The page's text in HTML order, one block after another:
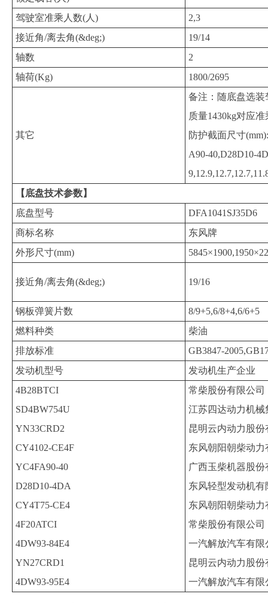
驾驶室准乘人数(人)
2,3
接近角/离去角(&deg;)
19/14
轴数
2
轴荷(Kg)
1800/2695
其它
备注：随底盘选装
质量1430kg对应
防护截面尺寸
A90-40,D28D10-
【底盘技术参数】
底盘型号
DFA1041SJ35D6
商标名称
东风牌
外形尺寸(mm)
接近角/离去角(&deg;) 19/16
钢板弹簧片数
8/9+5,6/8+4,6/6+5
燃料种类
柴油
排放标准
GB3847-
发动机型号
发动机生产企业
4B28BTCI
SD4BW754U
YN33CRD2
CY4102-CE4F
YC4FA90-40
D28D10-4DA
CY4T75-CE4
4F20ATCI
4DW93-84E4
YN27CRD1
4DW93-95E4
常柴股份有限公司
江苏四达动力机械
昆明云内动力股份
东风朝阳朝柴动力
广西玉柴机器股份
东风轻型发动机有
东风朝阳朝柴动力
常柴股份有限公司
一汽解放汽车有
昆明云内动力股份
一汽解放汽车有